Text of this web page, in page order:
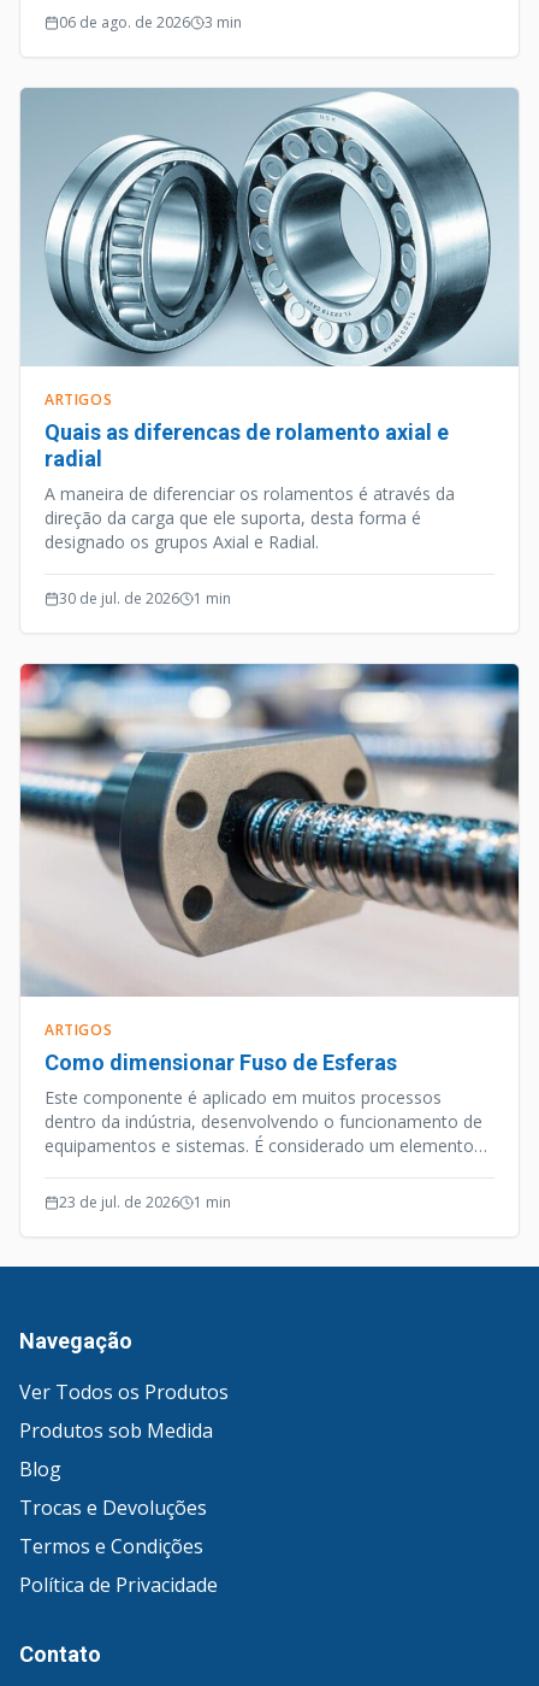
vertente tecnológica que caminhou a passos largos nos
últimos anos.
06 de ago. de 2026 3 min
ARTIGOS
Quais as diferencas de rolamento axial e
radial
A maneira de diferenciar os rolamentos é através da
direção da carga que ele suporta, desta forma é
designado os grupos Axial e Radial.
30 de jul. de 2026 1 min
ARTIGOS
Como dimensionar Fuso de Esferas
Este componente é aplicado em muitos processos
dentro da indústria, desenvolvendo o funcionamento de
equipamentos e sistemas. É considerado um elemento
opera de forma silenciosa e efetiva.
23 de jul. de 2026 1 min
Navegação
Ver Todos os Produtos
Produtos sob Medida
Blog
Trocas e Devoluções
Termos e Condições
Política de Privacidade
Contato